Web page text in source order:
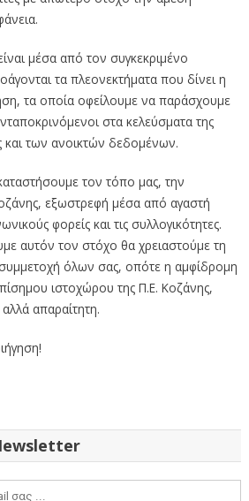
μέσα από τον συγκεκριμένο
τα πλεονεκτήματα που δίνει η
τα οποία οφείλουμε να παράσχουμε
στα κελεύσματα της
και των ανοικτών δεδομένων.
τον τόπο μας, την
εξωστρεφή μέσα από αγαστή
φορείς και τις συλλογικότητες.
αυτόν τον στόχο θα χρειαστούμε τη
όλων σας, οπότε η αμφίδρομη
ιστοχώρου της Π.Ε. Κοζάνης,
απαραίτητη.